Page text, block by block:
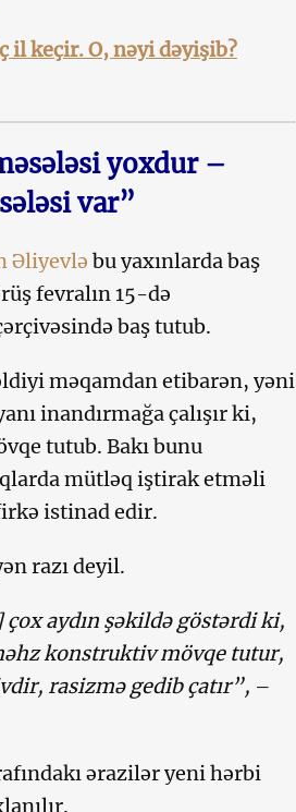
il keçir. O, nəyi dəyişib?
yoxdur –
var”
Əliyevlə bu yaxınlarda baş
fevralın 15-də
baş tutub.
məqamdan etibarən, yəni
inandırmağa çalışır ki,
tutub. Bakı bunu
mütləq iştirak etməli
istinad edir.
razı deyil.
çox aydın şəkildə göstərdi ki,
konstruktiv mövqe tutur,
rasizmə gedib çatır”, –
ərazilər yeni hərbi